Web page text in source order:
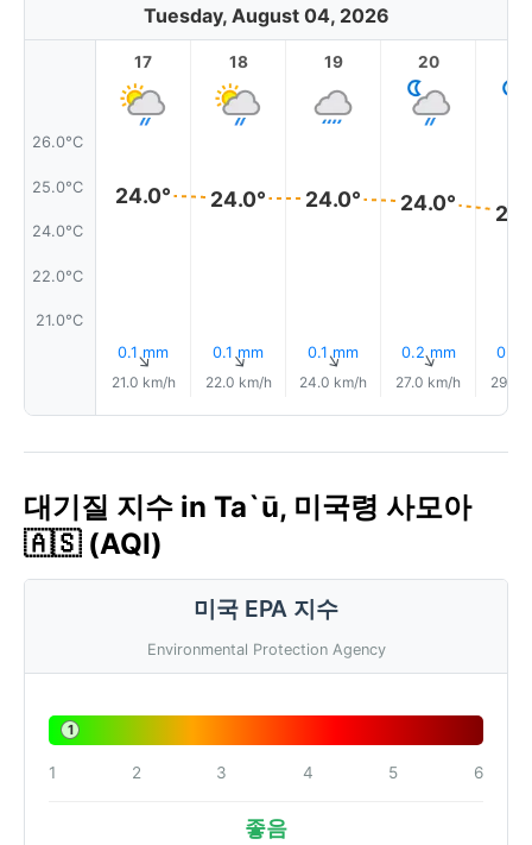
Tuesday, August 04, 2026
26.0°C
25.0°C
24.0°C
22.0°C
21.0°C
17
24.0°
0.1 mm
↑
21.0 km/h
18
24.0°
0.1 mm
↑
22.0 km/h
19
24.0°
0.1 mm
↑
24.0 km/h
20
24.0°
0.2 mm
↑
27.0 km/h
0.2
29.0
대기질 지수 in Ta`ū, 미국령 사모아
🇦🇸 (AQI)
미국 EPA 지수
Environmental Protection Agency
1
1 2 3 4 5 6
좋음